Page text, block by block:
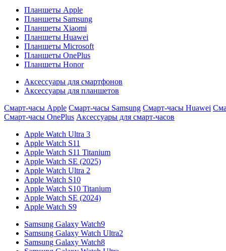
Планшеты Apple
Планшеты Samsung
Планшеты Xiaomi
Планшеты Huawei
Планшеты Microsoft
Планшеты OnePlus
Планшеты Honor
Аксессуары для смартфонов
Аксессуары для планшетов
Смарт-часы Apple Смарт-часы Samsung Смарт-часы Huawei
Смарт-часы OnePlus Аксессуары для смарт-часов
Apple Watch Ultra 3
Apple Watch S11
Apple Watch S11 Titanium
Apple Watch SE (2025)
Apple Watch Ultra 2
Apple Watch S10
Apple Watch S10 Titanium
Apple Watch SE (2024)
Apple Watch S9
Samsung Galaxy Watch9
Samsung Galaxy Watch Ultra2
Samsung Galaxy Watch8